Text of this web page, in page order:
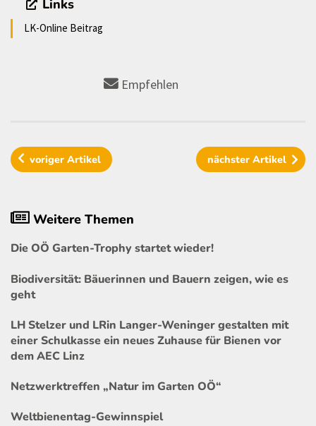
Links
LK-Online Beitrag
Empfehlen
vorigerArtikel nächster Artikel
Weitere Themen
Die OÖ Garten-Trophy startet wieder!
Biodiversität: Bäuerinnen und Bauern zeigen, wie es
geht
LH Stelzer und LRin Langer-Weninger gestalten mit
einer Schulkasse ein neues Zuhause für Bienen vor
dem AEC Linz
Netzwerktreffen „Natur im Garten OÖ“
Weltbienentag-Gewinnspiel